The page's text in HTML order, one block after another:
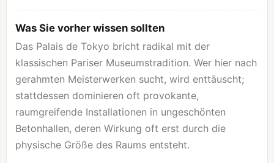
Was Sie vorher wissen sollten
Das Palais de Tokyo bricht radikal mit der
klassischen Pariser Museumstradition. Wer hier nach
gerahmten Meisterwerken sucht, wird enttäuscht;
stattdessen dominieren oft provokante,
raumgreifende Installationen in ungeschönten
Betonhallen, deren Wirkung oft erst durch die
physische Größe des Raums entsteht.